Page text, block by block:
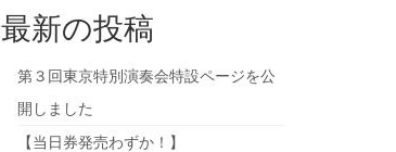
最新の投稿
第３回東京特別演奏会特設ページを公
開しました
【当日券発売わずか！】